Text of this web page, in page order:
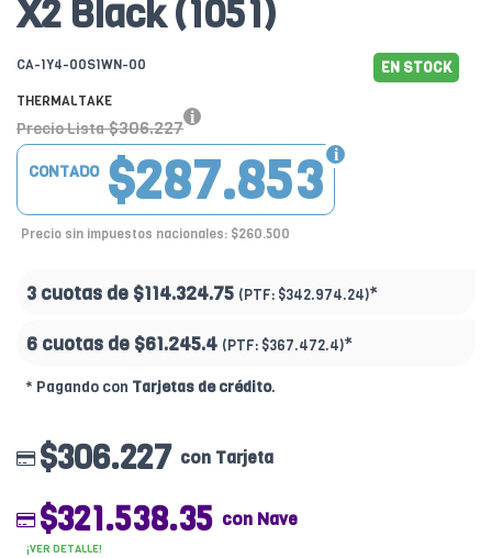
X2 Black (1051)
CA-1Y4-00S1WN-00 EN STOCK
THERMALTAKE
Precio Lista $306.227
$287.853
CONTADO
Precio sin impuestos nacionales: $260.500
3 cuotas de $114.324.75 (PTF: $342.974.24)*
6 cuotas de $61.245.4 (PTF: $367.472.4)*
* Pagando con Tarjetas de crédito.
$306.227 con Tarjeta
$321.538.35 con Nave
¡VER DETALLE!